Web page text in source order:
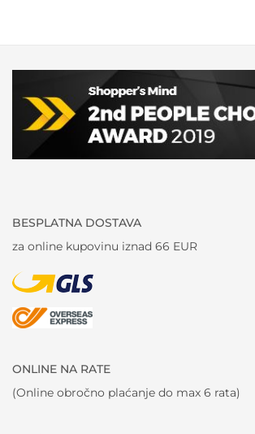
BESPLATNA DOSTAVA
za online kupovinu iznad 66 EUR
ONLINE NA RATE
(Online obročno plaćanje do max 6 rata)